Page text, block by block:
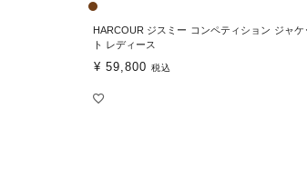
HARCOUR ジスミー コンペティション ジャケ
ト レディース
¥ 59,800 税込